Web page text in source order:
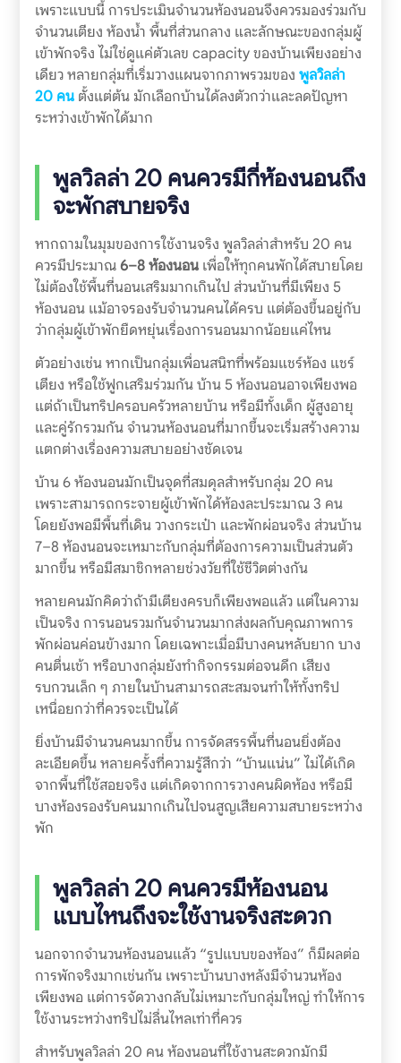
เพราะแบบนี้ การประเมินจำนวนห้องนอนจึงควรมองร่วมกับ
จำนวนเตียง ห้องน้ำ พื้นที่ส่วนกลาง และลักษณะของกลุ่มผู้
เข้าพักจริง ไม่ใช่ดูแค่ตัวเลข capacity ของบ้านเพียงอย่าง
เดียว หลายกลุ่มที่เริ่มวางแผนจากภาพรวมของ พูลวิลล่า
20 คนตั้งแต่ต้น มักเลือกบ้านได้ลงตัวกว่าและลดปัญหา
ระหว่างเข้าพักได้มาก
พูลวิลล่า 20 คนควรมีกี่ห้องนอนถึง
จะพักสบายจริง
หากถามในมุมของการใช้งานจริง พูลวิลล่าสำหรับ 20 คน
ควรมีประมาณ6–8 ห้องนอนเพื่อให้ทุกคนพักได้สบายโดย
ไม่ต้องใช้พื้นที่นอนเสริมมากเกินไป ส่วนบ้านที่มีเพียง 5
ห้องนอน แม้อาจรองรับจำนวนคนได้ครบ แต่ต้องขึ้นอยู่กับ
ว่ากลุ่มผู้เข้าพักยืดหยุ่นเรื่องการนอนมากน้อยแค่ไหน
ตัวอย่างเช่น หากเป็นกลุ่มเพื่อนสนิทที่พร้อมแชร์ห้อง แชร์
เตียง หรือใช้ฟูกเสริมร่วมกัน บ้าน 5 ห้องนอนอาจเพียงพอ
แต่ถ้าเป็นทริปครอบครัวหลายบ้าน หรือมีทั้งเด็ก ผู้สูงอายุ
และคู่รักรวมกัน จำนวนห้องนอนที่มากขึ้นจะเริ่มสร้างความ
แตกต่างเรื่องความสบายอย่างชัดเจน
บ้าน 6 ห้องนอนมักเป็นจุดที่สมดุลสำหรับกลุ่ม 20 คน
เพราะสามารถกระจายผู้เข้าพักได้ห้องละประมาณ 3 คน
โดยยังพอมีพื้นที่เดิน วางกระเป๋า และพักผ่อนจริง ส่วนบ้าน
7–8 ห้องนอนจะเหมาะกับกลุ่มที่ต้องการความเป็นส่วนตัว
มากขึ้น หรือมีสมาชิกหลายช่วงวัยที่ใช้ชีวิตต่างกัน
หลายคนมักคิดว่าถ้ามีเตียงครบก็เพียงพอแล้ว แต่ในความ
เป็นจริง การนอนรวมกันจำนวนมากส่งผลกับคุณภาพการ
พักผ่อนค่อนข้างมาก โดยเฉพาะเมื่อมีบางคนหลับยาก บาง
คนตื่นเช้า หรือบางกลุ่มยังทำกิจกรรมต่อจนดึก เสียง
รบกวนเล็ก ๆ ภายในบ้านสามารถสะสมจนทำให้ทั้งทริป
เหนื่อยกว่าที่ควรจะเป็นได้
ยิ่งบ้านมีจำนวนคนมากขึ้น การจัดสรรพื้นที่นอนยิ่งต้อง
ละเอียดขึ้น หลายครั้งที่ความรู้สึกว่า “บ้านแน่น” ไม่ได้เกิด
จากพื้นที่ใช้สอยจริง แต่เกิดจากการวางคนผิดห้อง หรือมี
บางห้องรองรับคนมากเกินไปจนสูญเสียความสบายระหว่าง
พัก
พูลวิลล่า 20 คนควรมีห้องนอน
แบบไหนถึงจะใช้งานจริงสะดวก
นอกจากจำนวนห้องนอนแล้ว “รูปแบบของห้อง” ก็มีผลต่อ
การพักจริงมากเช่นกัน เพราะบ้านบางหลังมีจำนวนห้อง
เพียงพอ แต่การจัดวางกลับไม่เหมาะกับกลุ่มใหญ่ ทำให้การ
ใช้งานระหว่างทริปไม่ลื่นไหลเท่าที่ควร
สำหรับพูลวิลล่า 20 คน ห้องนอนที่ใช้งานสะดวกมักมี